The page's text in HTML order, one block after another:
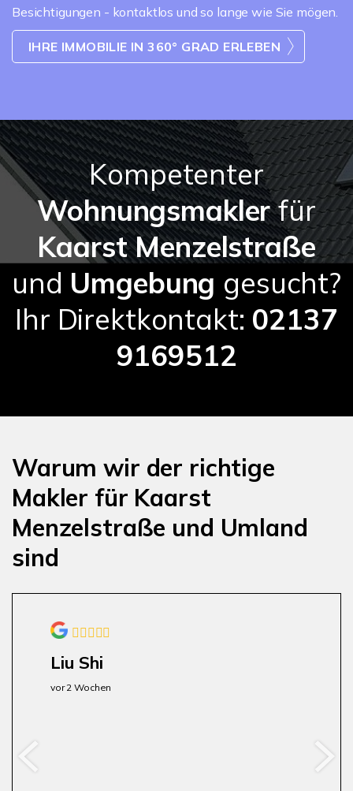
Besichtigungen - kontaktlos und so lange wie Sie mögen.
IHRE IMMOBILIE IN 360° GRAD ERLEBEN
Kompetenter
Wohnungsmaklerfür
Kaarst Menzelstraße
und Umgebung gesucht?
Ihr Direktkontakt: 02137
9169512
Warum wir der richtige
Makler für Kaarst
Menzelstraße und Umland
sind
Liu Shi
vor 2 Wochen